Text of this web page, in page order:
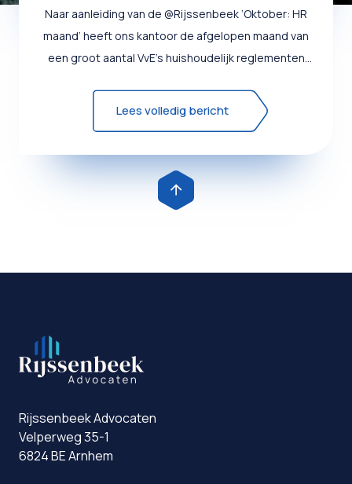
Naar aanleiding van de @Rijssenbeek ‘Oktober: HR
maand’ heeft ons kantoor de afgelopen maand van
een groot aantal VvE’s huishoudelijk reglementen
Lees volledig bericht
Rijssenbeek Advocaten
Velperweg 35-1
6824 BE Arnhem